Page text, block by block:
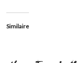
Similaire